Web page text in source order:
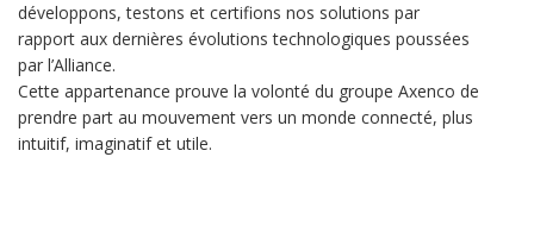
développons, testons et certifions nos solutions par
rapport aux dernières évolutions technologiques poussées
par l’Alliance.
Cette appartenance prouve la volonté du groupe Axenco de
prendre part au mouvement vers un monde connecté, plus
intuitif, imaginatif et utile.